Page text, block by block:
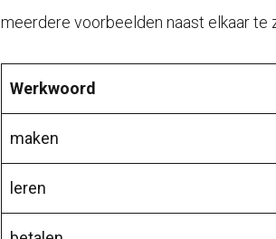
meerdere voorbeelden naast elkaar te
Werkwoord
maken
leren